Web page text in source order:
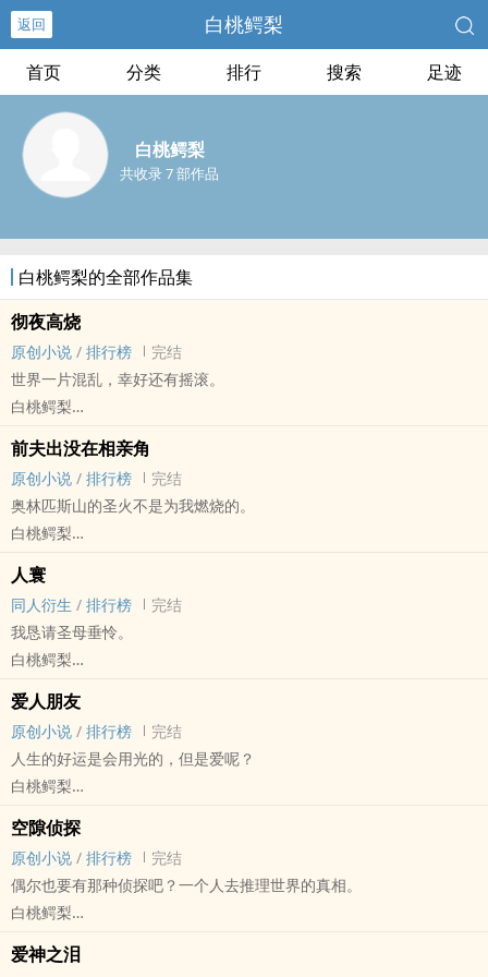
返回 白桃鳄梨
首页 分类 排行 搜索 足迹
白桃鳄梨
共收录 7 部作品
白桃鳄梨的全部作品集
彻夜高烧
原创小说 / 排行榜
完结
世界一片混乱，幸好还有摇滚。
白桃鳄梨
现代 - 多重视角
“我存在我存在我存在。”——西尔维亚·普拉斯
一个摇滚乐队的故事。主唱中心，贝斯手x主唱。年上。
主要预警：非线性叙事，雷点多。人物道德感低，且人物关系混乱
（含bg，gl），存在重要角色死亡。雷点低者谨慎阅读，尽量不要骂
作者。
其他预警：视角切换较为频繁，无主视角，可能会引起阅读不适。
前夫出没在相亲角
原创小说 / 排行榜
完结
奥林匹斯山的圣火不是为我燃烧的。
白桃鳄梨
原创小说 - BL - 中篇 - 完结
现代 - BE - 狗血 - 虐文
第一人称
是的，宋钦文是我的前夫。我们在感情方面出现了一些问题，所以才
会预约今天的婚姻情感咨询。他没有来，因为他出轨了。他现在整天
整夜不回家，我只有偶尔路过人民公园的相亲角时才能看到他。
求婚？提出求婚的人不是我，是他。
三年前，我们在巴黎旅游，订了一间又脏又破的廉价酒店，半夜老鼠
吵个不停，我睡不着。他开灯抓老鼠，抓了一通，鸡飞狗跳的，我不
只在他行李箱里偷吃方便面的老鼠。他还说法国老鼠的胃很娇贵，对
这种廉价的东方垃圾食品消化不良，刚一拽住尾巴就紧张得吐了。我
没看到老鼠，只看到他从手上变出一枚戒指，他告诉我是老鼠吐出了
那枚戒指。然后他拿着戒指对我说，郑慈，我们结婚吧。
我当时觉得他脑子有病。
其实更有病的人是我。那天晚上，我答应了他的求婚。
人寰
同人衍生 / 排行榜
完结
我恳请圣母垂怜。
白桃鳄梨
罗斯/克劳德] 同人衍生 - 游戏同人 - BL - 短篇
完结 - 第一人称 - 主攻视角
我恳请圣母垂怜，天地寰宇，只有我痛得要死，寂寞得要死。圣母情
动，因此体恤我，给我形单影只的翅膀，附赠小小的人偶父亲。很快
我发觉，这位来路不明的小父亲太精美，太圣洁，一摔就坏，像惨白
的瓷器，一个廉价的易碎品标签反而彰显他的昂贵。
FF7|SC 萨菲罗斯x克劳德 架空背景
·扭曲关系预警，反人伦预警，强制性行为预警
爱人朋友
原创小说 / 排行榜
完结
人生的好运是会用光的，但是爱呢？
白桃鳄梨
现代 - HE - 年下
人生的好运是会用光的，但是爱也包含在好运里吗？爱到底是什幺东
西？
一段学着接受失去的过程，一个兜兜转转回到原点，却又失而复得的
故事。
空隙侦探
原创小说 / 排行榜
完结
偶尔也要有那种侦探吧？一个人去推理世界的真相。
白桃鳄梨
原创小说 - BL - 长篇 - 完结
奇幻
爱神之泪